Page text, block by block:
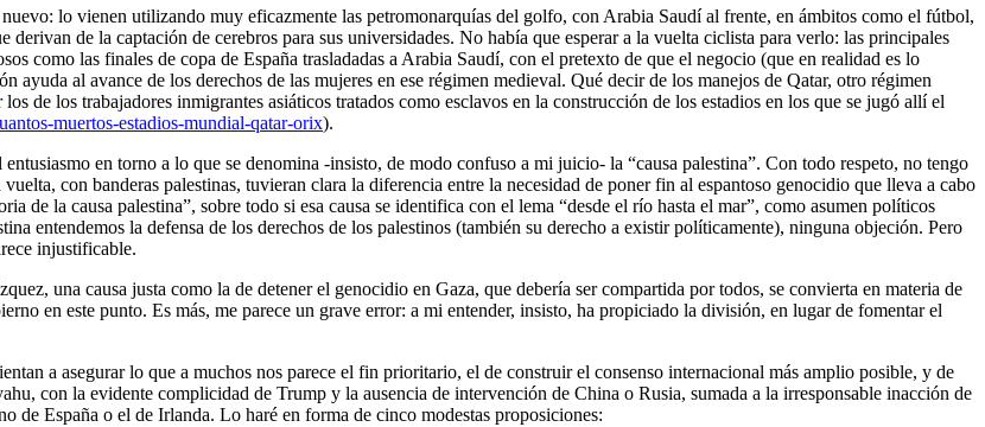
lo vienen utilizando muy eficazmente las petromonarquías del golfo, con Arabia Saudí al frente, en ámbitos como el fútbol,
de la captación de cerebros para sus universidades. No había que esperar a la vuelta ciclista para verlo: las principales
como las finales de copa de España trasladadas a Arabia Saudí, con el pretexto de que el negocio (que en realidad es lo
al avance de los derechos de las mujeres en ese régimen medieval. Qué decir de los manejos de Qatar, otro régimen
de los trabajadores inmigrantes asiáticos tratados como esclavos en la construcción de los estadios en los que se jugó allí el
muertos-estadios-mundial-qatar-orix).
en torno a lo que se denomina -insisto, de modo confuso a mi juicio- la “causa palestina”. Con todo respeto, no tengo
con banderas palestinas, tuvieran clara la diferencia entre la necesidad de poner fin al espantoso genocidio que lleva a cabo
de la causa palestina”, sobre todo si esa causa se identifica con el lema “desde el río hasta el mar”, como asumen políticos
entendemos la defensa de los derechos de los palestinos (también su derecho a existir políticamente), ninguna objeción. Pero
injustificable.
una causa justa como la de detener el genocidio en Gaza, que debería ser compartida por todos, se convierta en materia de
en este punto. Es más, me parece un grave error: a mi entender, insisto, ha propiciado la división, en lugar de fomentar el
a asegurar lo que a muchos nos parece el fin prioritario, el de construir el consenso internacional más amplio posible, y de
con la evidente complicidad de Trump y la ausencia de intervención de China o Rusia, sumada a la irresponsable inacción de
de España o el de Irlanda. Lo haré en forma de cinco modestas proposiciones: